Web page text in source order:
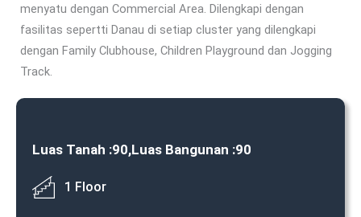
menyatu dengan Commercial Area. Dilengkapi dengan
fasilitas sepertti Danau di setiap cluster yang dilengkapi
dengan Family Clubhouse, Children Playground dan Jogging
Track.
Luas Tanah :90,Luas Bangunan :90
1 Floor